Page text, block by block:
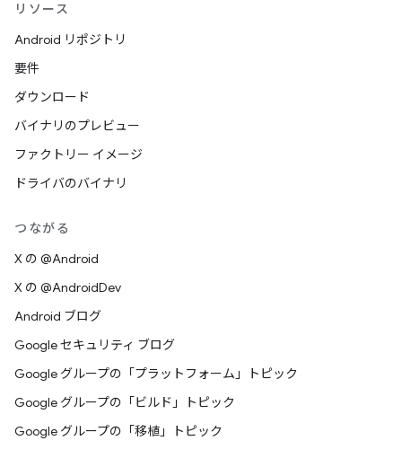
リソース
Android リポジトリ
要件
ダウンロード
バイナリのプレビュー
ファクトリー イメージ
ドライバのバイナリ
つながる
X の @Android
X の @AndroidDev
Android ブログ
Google セキュリティ ブログ
Google グループの「プラットフォーム」トピック
Google グループの「ビルド」トピック
Google グループの「移植」トピック